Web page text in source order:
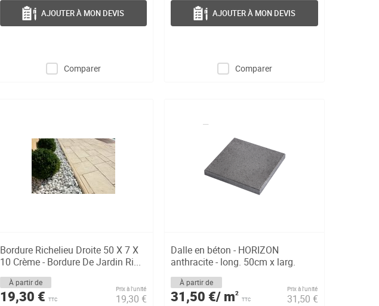
Comparer
AJOUTER À MON DEVIS
Comparer
AJOUTER À MON DEVIS
Bordure Richelieu Droite 50 X 7 X
10 Crème - Bordure De Jardin Ri...
À partir de
19,30 € TTC
Prix à l’unité
19,30 €
Dalle en béton - HORIZON
anthracite - long. 50cm x larg.
50cm x e...
À partir de
31,50 €/ m2
TTC
Prix à l’unité
31,50 €